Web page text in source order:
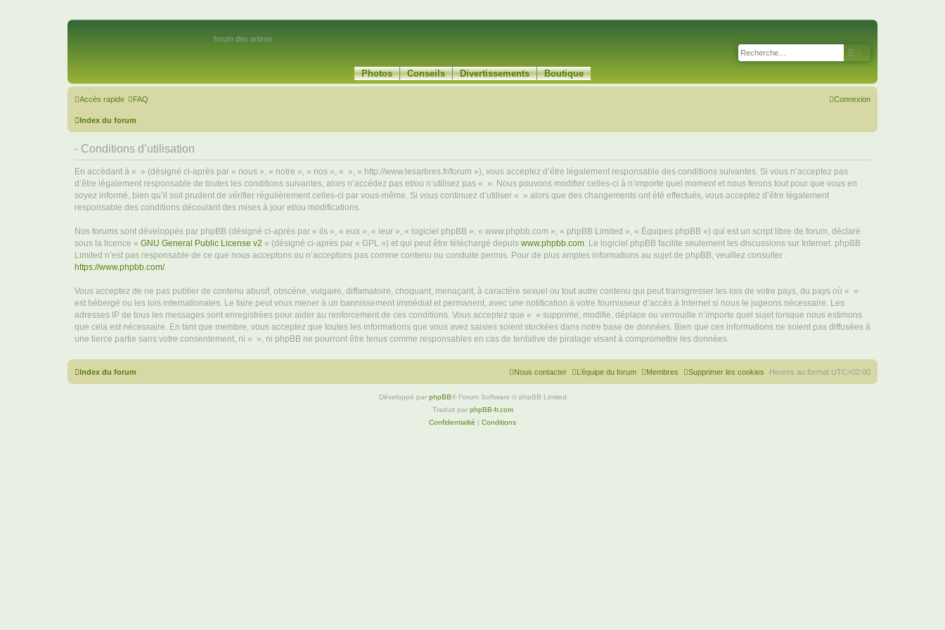
forum des arbres
Rechercher
Photos Conseils Divertissements Boutique
Accès rapide FAQ Connexion
Index du forum
- Conditions d’utilisation
En accédant à « » (désigné ci-après par « nous », « notre », « nos », « », « http://www.lesarbres.fr/forum »), vous acceptez d’être légalement responsable des conditions suivantes. Si vous n’acceptez pas
d’être légalement responsable de toutes les conditions suivantes, alors n’accédez pas et/ou n’utilisez pas « ». Nous pouvons modifier celles-ci à n’importe quel moment et nous ferons tout pour que vous en
soyez informé, bien qu’il soit prudent de vérifier régulièrement celles-ci par vous-même. Si vous continuez d’utiliser « » alors que des changements ont été effectués, vous acceptez d’être légalement
responsable des conditions découlant des mises à jour et/ou modifications.
Nos forums sont développés par phpBB (désigné ci-après par « ils », « eux », « leur », « logiciel phpBB », « www.phpbb.com », « phpBB Limited », « Équipes phpBB ») qui est un script libre de forum, déclaré
sous la licence « GNU General Public License v2 » (désigné ci-après par « GPL ») et qui peut être téléchargé depuis www.phpbb.com. Le logiciel phpBB facilite seulement les discussions sur Internet. phpBB
Limited n’est pas responsable de ce que nous acceptons ou n’acceptons pas comme contenu ou conduite permis. Pour de plus amples informations au sujet de phpBB, veuillez consulter :
https://www.phpbb.com/.
Vous acceptez de ne pas publier de contenu abusif, obscène, vulgaire, diffamatoire, choquant, menaçant, à caractère sexuel ou tout autre contenu qui peut transgresser les lois de votre pays, du pays où « »
est hébergé ou les lois internationales. Le faire peut vous mener à un bannissement immédiat et permanent, avec une notification à votre fournisseur d’accès à Internet si nous le jugeons nécessaire. Les
adresses IP de tous les messages sont enregistrées pour aider au renforcement de ces conditions. Vous acceptez que « » supprime, modifie, déplace ou verrouille n’importe quel sujet lorsque nous estimons
que cela est nécessaire. En tant que membre, vous acceptez que toutes les informations que vous avez saisies soient stockées dans notre base de données. Bien que ces informations ne soient pas diffusées à
une tierce partie sans votre consentement, ni « », ni phpBB ne pourront être tenus comme responsables en cas de tentative de piratage visant à compromettre les données.
Index du forum Heures au format UTC+02:00
Supprimer les cookies
Membres
L’équipe du forum
Nous contacter
Développé par phpBB® Forum Software © phpBB Limited
Traduit par phpBB-fr.com
Confidentialité | Conditions